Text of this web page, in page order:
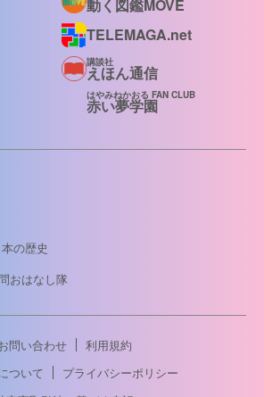
動く図鑑MOVE
TELEMAGA.net
講談社
えほん通信
はやみねかおる FAN CLUB
赤い夢学園
の歴史
おはなし隊
問い合わせ
利用規約
ついて
プライバシーポリシー